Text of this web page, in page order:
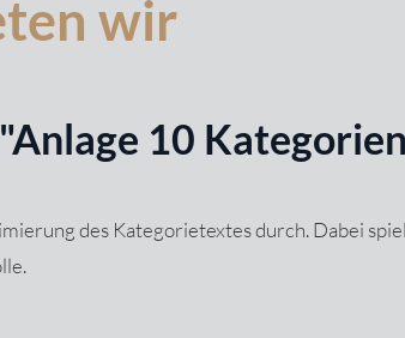
wir
10
des Kategorietextes durch. Dabei